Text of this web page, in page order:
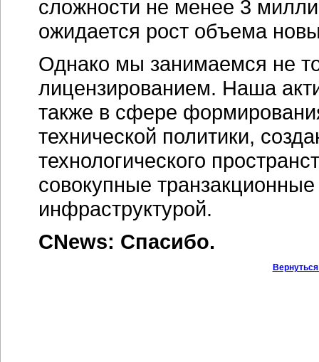
сложности не менее 3
ожидается рост объема
Однако мы занимаемся не
лицензированием. Наша
также в сфере
технической политики,
технологического
совокупные
инфраструктурой.
CNews: Спасибо.